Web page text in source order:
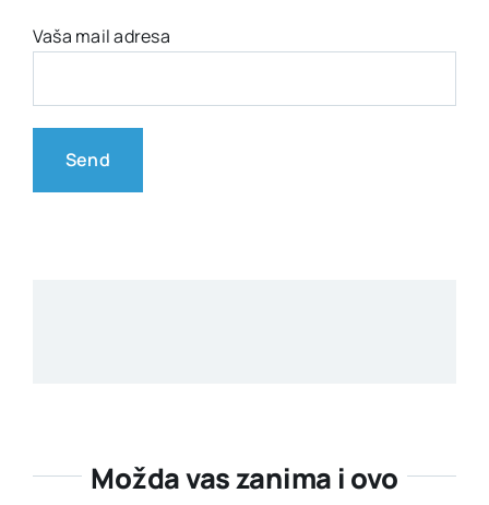
Vaša mail adresa
Možda vas zanima i ovo